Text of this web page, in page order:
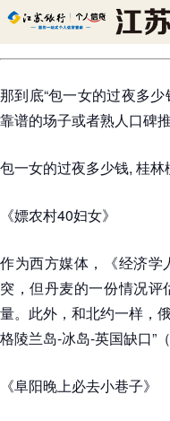
那到底“包一女的过夜多
靠谱的场子或者熟人口碑
包一女的过夜多少钱, 桂
《嫖农村40妇女》
作为西方媒体，《经济学
突，但丹麦的一份情况评
量。此外，和北约一样，
格陵兰岛-冰岛-英国缺口”
《阜阳晚上必去小巷子》